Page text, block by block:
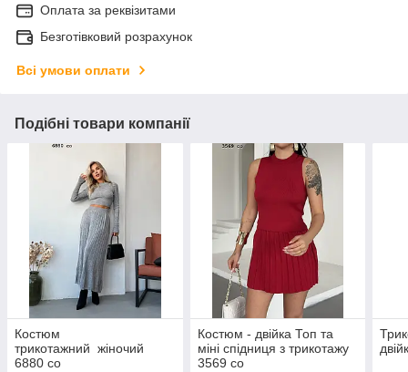
Оплата за реквізитами
Безготівковий розрахунок
Всі умови оплати
Подібні товари компанії
Костюм
трикотажний жіночий
6880 со
Костюм - двійка Топ та
міні спідниця з трикотажу
3569 со